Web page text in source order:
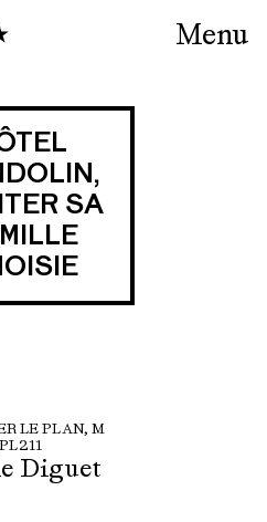
Menu
SA
LE PLAN, M
PL211
Diguet